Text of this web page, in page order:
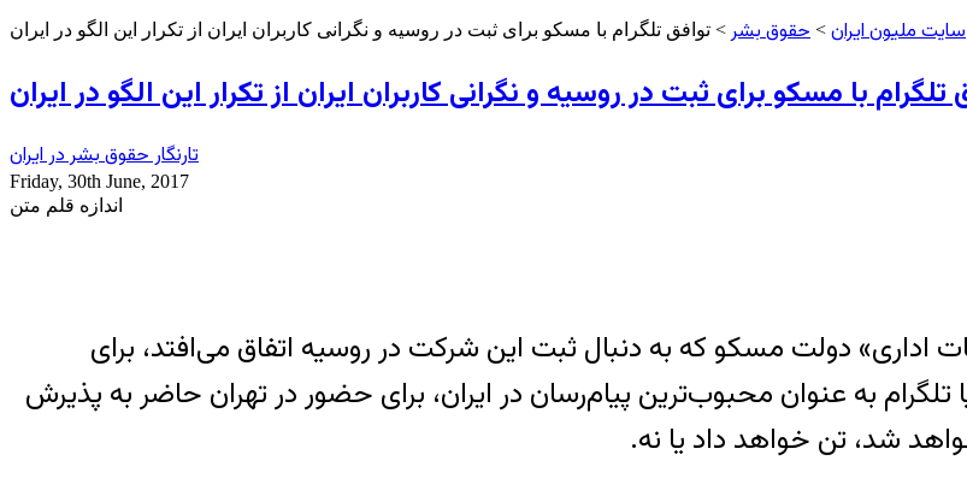
سایت ملیون ایران > حقوق بشر > توافق تلگرام با مسکو برای ثبت در روسیه و نگرانی کاربران ایران از تکرار این الگو در ایران
تلگرام با مسکو برای ثبت در روسیه و نگرانی کاربران ایران از تکرار این الگو در ایران
تارنگار حقوق بشر در ایران
Friday, 30th June, 2017
اندازه قلم متن
اداری» دولت مسکو که به دنبال ثبت این شرکت در روسیه اتفاق می‌افتد، برای
تلگرام به عنوان محبوب‌ترین پیام‌رسان در ایران، برای حضور در تهران حاضر به پذیرش
شد، تن خواهد داد یا نه.